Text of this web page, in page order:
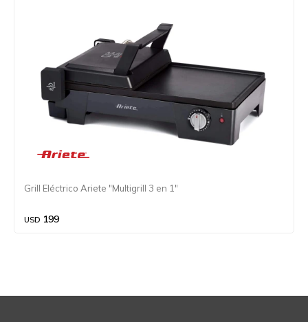
Grill Eléctrico Ariete "Multigrill 3 en 1"
USD 199